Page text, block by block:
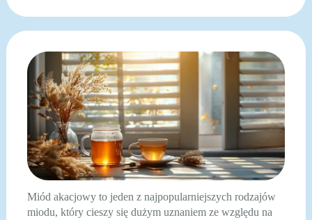
Miód akacjowy to jeden z najpopularniejszych rodzajów
miodu, który cieszy się dużym uznaniem ze względu na